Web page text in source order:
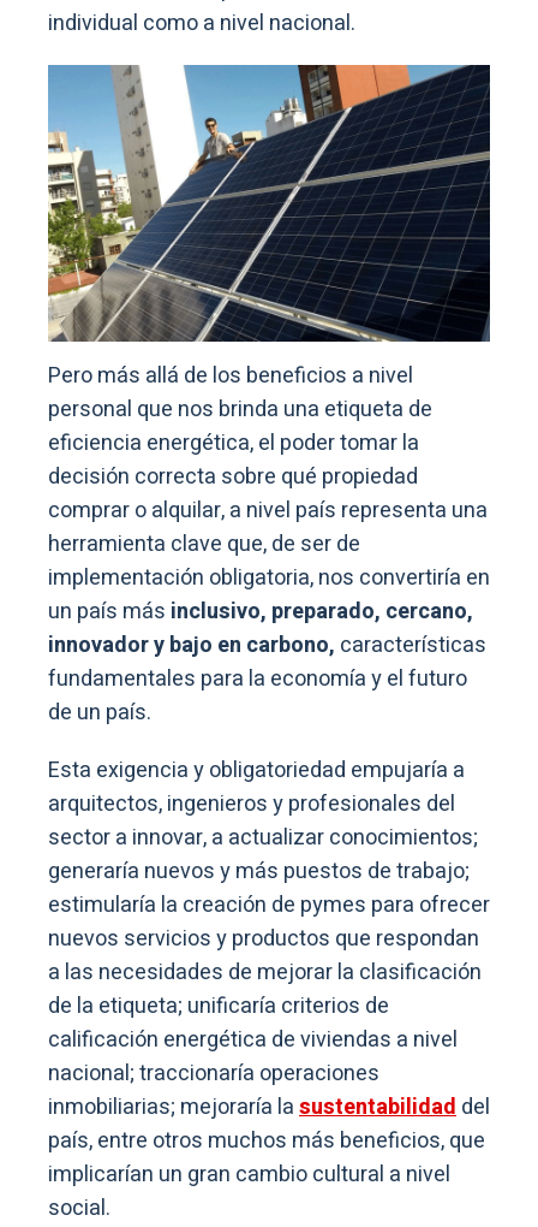
individual como a nivel nacional.
Pero más allá de los beneficios a nivel
personal que nos brinda una etiqueta de
eficiencia energética, el poder tomar la
decisión correcta sobre qué propiedad
comprar o alquilar, a nivel país representa una
herramienta clave que, de ser de
implementación obligatoria, nos convertiría en
un país más inclusivo, preparado, cercano,
innovador y bajo en carbono, características
fundamentales para la economía y el futuro
de un país.
Esta exigencia y obligatoriedad empujaría a
arquitectos, ingenieros y profesionales del
sector a innovar, a actualizar conocimientos;
generaría nuevos y más puestos de trabajo;
estimularía la creación de pymes para ofrecer
nuevos servicios y productos que respondan
a las necesidades de mejorar la clasificación
de la etiqueta; unificaría criterios de
calificación energética de viviendas a nivel
nacional; traccionaría operaciones
inmobiliarias; mejoraría lasustentabilidaddel
país, entre otros muchos más beneficios, que
implicarían un gran cambio cultural a nivel
social.